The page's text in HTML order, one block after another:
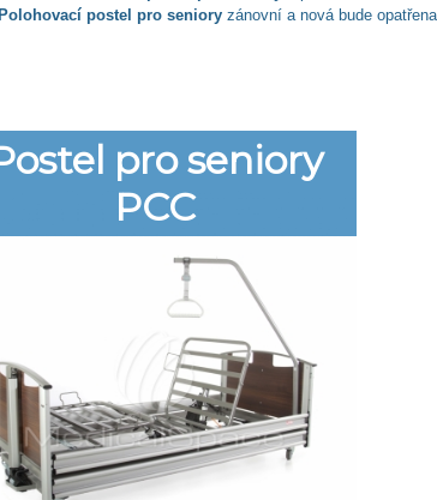
Polohovací postel pro seniory zánovní a nová bude
pro seniory
PCC